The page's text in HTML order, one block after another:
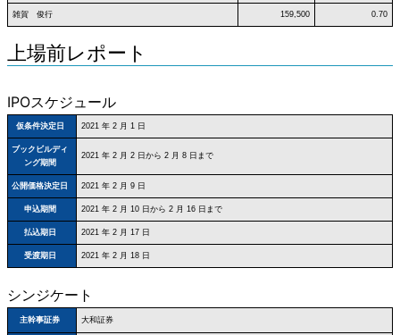
雑賀 俊行 159,500 0.70
上場前レポート
IPOスケジュール
仮条件決定日 2021 年 2 月 1 日
ブックビルディ
ング期間
2021 年 2 月 2 日から 2 月 8 日まで
公開価格決定日 2021 年 2 月 9 日
申込期間 2021 年 2 月 10 日から 2 月 16 日まで
払込期日 2021 年 2 月 17 日
受渡期日 2021 年 2 月 18 日
シンジケート
主幹事証券 大和証券